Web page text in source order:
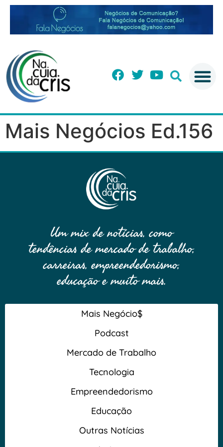
Mais Negócios Ed.156
Um mix de notícias, como
tendências de mercado de trabalho,
carreiras, empreendedorismo,
educação e muito mais.
Mais Negócio$
Podcast
Mercado de Trabalho
Tecnologia
Empreendedorismo
Educação
Outras Notícias